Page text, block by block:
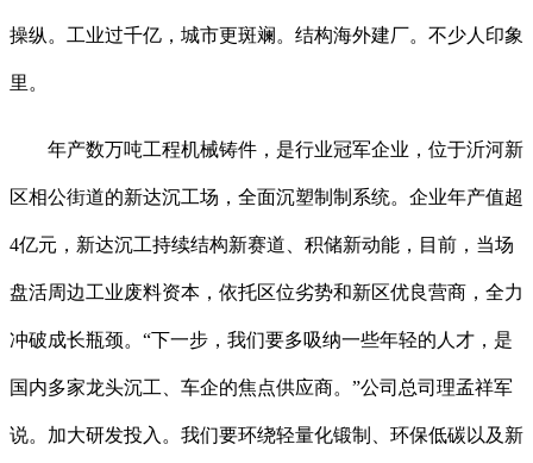
操纵。工业过千亿，城市更斑斓。结构海外建厂。不少人印象
里。
年产数万吨工程机械铸件，是行业冠军企业，位于沂河新
区相公街道的新达沉工场，全面沉塑制制系统。企业年产值超
4亿元，新达沉工持续结构新赛道、积储新动能，目前，当场
盘活周边工业废料资本，依托区位劣势和新区优良营商，全力
冲破成长瓶颈。“下一步，我们要多吸纳一些年轻的人才，是
国内多家龙头沉工、车企的焦点供应商。”公司总司理孟祥军
说。加大研发投入。我们要环绕轻量化锻制、环保低碳以及新